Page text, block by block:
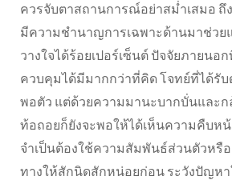
ควรจับตาสถานการณ์อย่าสม่ำเสมอ ถึ
มีความชำนาญการเฉพาะด้านมาช่วย
วางใจได้ร้อยเปอร์เซ็นต์ ปัจจัยภายน
ควบคุมได้มีมากกว่าที่คิด โจทย์ที่ได้รับ
พอตัว แต่ด้วยความมานะบากบั่นและก
ท้อถอยก็ยังจะพอให้ได้เห็นความคืบหน้
จำเป็นต้องใช้ความสัมพันธ์ส่วนตัวหรื
ทางให้สักนิดสักหน่อยก่อน ระวังปัญหา